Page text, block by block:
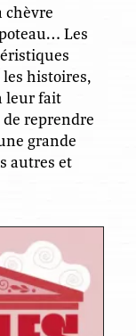
chèvre
Les
histoires,
leur fait
reprendre
grande
autres et